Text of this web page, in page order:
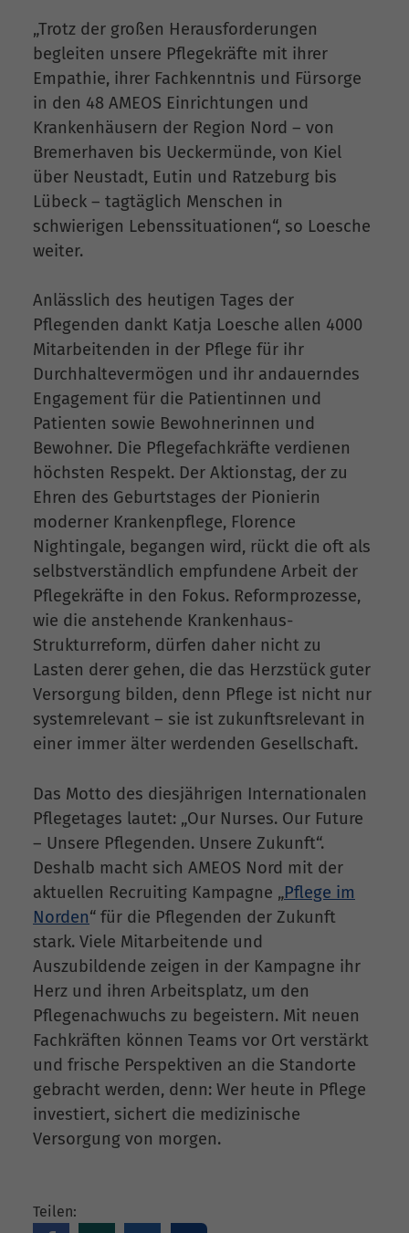
„Trotz der großen Herausforderungen
begleiten unsere Pflegekräfte mit ihrer
Empathie, ihrer Fachkenntnis und Fürsorge
in den 48 AMEOS Einrichtungen und
Krankenhäusern der Region Nord – von
Bremerhaven bis Ueckermünde, von Kiel
über Neustadt, Eutin und Ratzeburg bis
Lübeck – tagtäglich Menschen in
schwierigen Lebenssituationen“, so Loesche
weiter.
Anlässlich des heutigen Tages der
Pflegenden dankt Katja Loesche allen 4000
Mitarbeitenden in der Pflege für ihr
Durchhaltevermögen und ihr andauerndes
Engagement für die Patientinnen und
Patienten sowie Bewohnerinnen und
Bewohner. Die Pflegefachkräfte verdienen
höchsten Respekt. Der Aktionstag, der zu
Ehren des Geburtstages der Pionierin
moderner Krankenpflege, Florence
Nightingale, begangen wird, rückt die oft als
selbstverständlich empfundene Arbeit der
Pflegekräfte in den Fokus. Reformprozesse,
wie die anstehende Krankenhaus-
Strukturreform, dürfen daher nicht zu
Lasten derer gehen, die das Herzstück guter
Versorgung bilden, denn Pflege ist nicht nur
systemrelevant – sie ist zukunftsrelevant in
einer immer älter werdenden Gesellschaft.
Das Motto des diesjährigen Internationalen
Pflegetages lautet: „Our Nurses. Our Future
– Unsere Pflegenden. Unsere Zukunft“.
Deshalb macht sich AMEOS Nord mit der
aktuellen Recruiting Kampagne „Pflege im
Norden“ für die Pflegenden der Zukunft
stark. Viele Mitarbeitende und
Auszubildende zeigen in der Kampagne ihr
Herz und ihren Arbeitsplatz, um den
Pflegenachwuchs zu begeistern. Mit neuen
Fachkräften können Teams vor Ort verstärkt
und frische Perspektiven an die Standorte
gebracht werden, denn: Wer heute in Pflege
investiert, sichert die medizinische
Versorgung von morgen.
Teilen: